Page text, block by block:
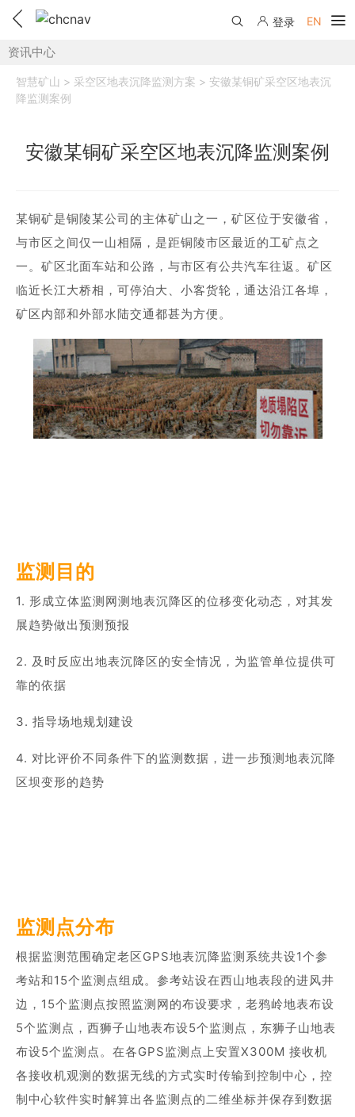
产品中心
解决方案
服务支持
线上自助寄修
维修进度查询
售后服务政策
行业无忧
帮助中心
测绘产品
三维智能
国内分支机构
国内授权经销
活动专区
了解华测
商业道德与反腐败政策
投资者关系
加入华测
登录 EN
资讯中心
智慧矿山 > 采空区地表沉降监测方案 > 安徽某铜矿采空区地表沉
降监测案例
安徽某铜矿采空区地表沉降监测案例
某铜矿是铜陵某公司的主体矿山之一，矿区位于安徽省，
与市区之间仅一山相隔，是距铜陵市区最近的工矿点之
一。矿区北面车站和公路，与市区有公共汽车往返。矿区
临近长江大桥相，可停泊大、小客货轮，通达沿江各埠，
矿区内部和外部水陆交通都甚为方便。
监测目的
1. 形成立体监测网测地表沉降区的位移变化动态，对其发
展趋势做出预测预报
2. 及时反应出地表沉降区的安全情况，为监管单位提供可
靠的依据
3. 指导场地规划建设
4. 对比评价不同条件下的监测数据，进一步预测地表沉降
区坝变形的趋势
监测点分布
根据监测范围确定老区GPS地表沉降监测系统共设1个参
考站和15个监测点组成。参考站设在西山地表段的进风井
边，15个监测点按照监测网的布设要求，老鸦岭地表布设
5个监测点，西狮子山地表布设5个监测点，东狮子山地表
布设5个监测点。在各GPS监测点上安置X300M 接收机
各接收机观测的数据无线的方式实时传输到控制中心，控
制中心软件实时解算出各监测点的二维坐标并保存到数据